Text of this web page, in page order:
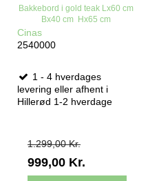
Bakkebord i gold teak Lx60 cm
Bx40 cm Hx65 cm
Cinas
2540000
1 - 4 hverdages
levering eller afhent i
Hillerød 1-2 hverdage
1.299,00 Kr.
999,00 Kr.